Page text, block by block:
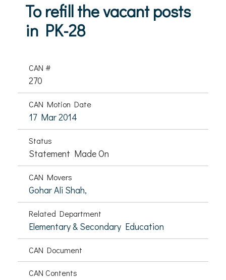
To refill the vacant posts
in PK-28
CAN #
270
CAN Motion Date
17 Mar 2014
Status
Statement Made On
CAN Movers
Gohar Ali Shah,
Related Department
Elementary & Secondary Education
CAN Document
CAN Contents